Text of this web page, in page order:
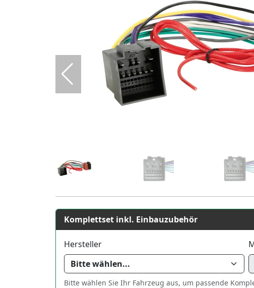
Komplettset inkl. Einbauzubehör
Hersteller
Bitte wählen Sie Ihr Fahrzeug aus, um passende